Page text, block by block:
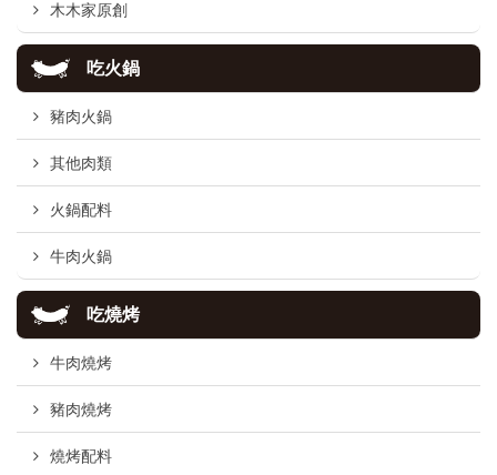
木木家原創
吃火鍋
豬肉火鍋
其他肉類
火鍋配料
牛肉火鍋
吃燒烤
牛肉燒烤
豬肉燒烤
燒烤配料